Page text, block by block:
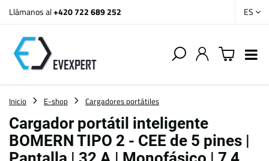
Llámanos al+420 722 689 252 ES
Inicio E-shop Cargadores portátiles
Cargador portátil inteligente
BOMERN TIPO 2 - CEE de 5 pines |